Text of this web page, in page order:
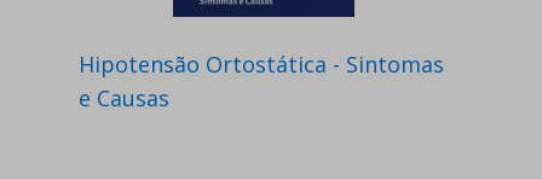
Hipotensão Ortostática - Sintomas
e Causas